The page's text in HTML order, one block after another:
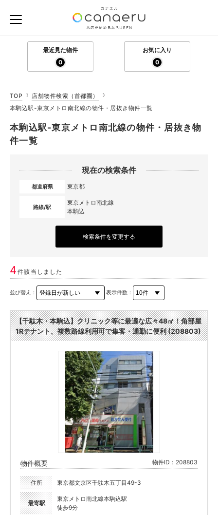
最近見た物件
0
お気に入り
0
TOP
店舗物件検索（首都圏）
本駒込駅-東京メトロ南北線の物件・居抜き物件一覧
本駒込駅-東京メトロ南北線の物件・居抜き物
件一覧
現在の検索条件
都道府県 東京都
路線/駅
東京メトロ南北線
本駒込
検索条件を変更する
4件該当しました
並び替え： 表示件数：
【千駄木・本駒込】クリニック等に最適な広々48㎡！角部屋
1Rテナント。複数路線利用可で集客・通勤に便利 (208803)
物件概要 物件ID：208803
住所 東京都文京区千駄木五丁目49-3
最寄駅
東京メトロ南北線本駒込駅
徒歩9分